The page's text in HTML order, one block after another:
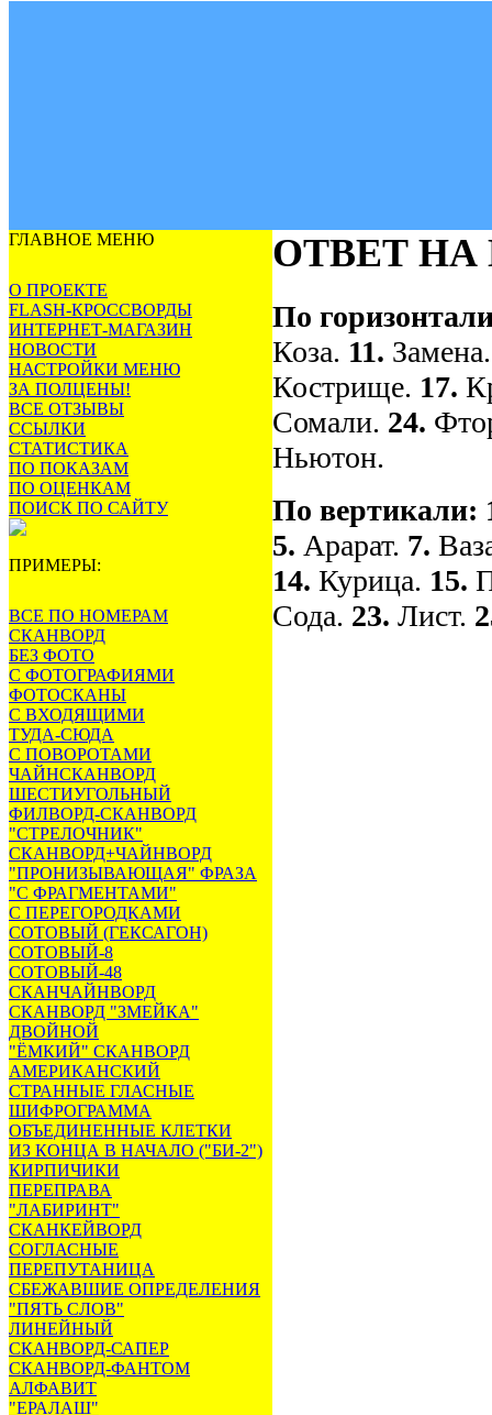
ГЛАВНОЕ МЕНЮ
О ПРОЕКТЕ
FLASH-КРОССВОРДЫ
ИНТЕРНЕТ-МАГАЗИН
НОВОСТИ
НАСТРОЙКИ МЕНЮ
ЗА ПОЛЦЕНЫ!
ВСЕ ОТЗЫВЫ
ССЫЛКИ
СТАТИСТИКА
ПО ПОКАЗАМ
ПО ОЦЕНКАМ
ПОИСК ПО САЙТУ
ПРИМЕРЫ:
ВСЕ ПО НОМЕРАМ
СКАНВОРД
БЕЗ ФОТО
С ФОТОГРАФИЯМИ
ФОТОСКАНЫ
С ВХОДЯЩИМИ
ТУДА-СЮДА
С ПОВОРОТАМИ
ЧАЙНСКАНВОРД
ШЕСТИУГОЛЬНЫЙ
ФИЛВОРД-СКАНВОРД
"СТРЕЛОЧНИК"
СКАНВОРД+ЧАЙНВОРД
"ПРОНИЗЫВАЮЩАЯ" ФРАЗА
"С ФРАГМЕНТАМИ"
С ПЕРЕГОРОДКАМИ
СОТОВЫЙ (ГЕКСАГОН)
СОТОВЫЙ-8
СОТОВЫЙ-48
СКАНЧАЙНВОРД
СКАНВОРД "ЗМЕЙКА"
ДВОЙНОЙ
"ЁМКИЙ" СКАНВОРД
АМЕРИКАНСКИЙ
СТРАННЫЕ ГЛАСНЫЕ
ШИФРОГРАММА
ОБЪЕДИНЕННЫЕ КЛЕТКИ
ИЗ КОНЦА В НАЧАЛО ("БИ-2")
КИРПИЧИКИ
ПЕРЕПРАВА
"ЛАБИРИНТ"
СКАНКЕЙВОРД
СОГЛАСНЫЕ
ПЕРЕПУТАНИЦА
СБЕЖАВШИЕ ОПРЕДЕЛЕНИЯ
"ПЯТЬ СЛОВ"
ЛИНЕЙНЫЙ
СКАНВОРД-САПЕР
СКАНВОРД-ФАНТОМ
АЛФАВИТ
"ЕРАЛАШ"
ОТВЕТ
По
Коза. 11.
Кострище. 17.
Сомали. 24.
Ньютон.
По вертикали:
5. Арарат. 7.
14. Курица. 15.
Сода. 23. Лист.